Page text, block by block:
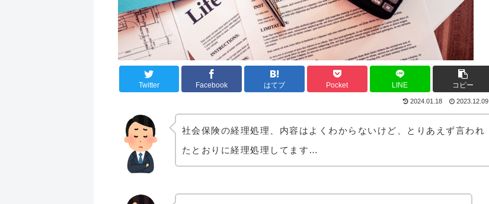
Twitter Facebook はてブ Pocket LINE コピー
2024.01.18 2023.12.09
社会保険の経理処理、内容はよくわからないけど、とりあえず言われ
たとおりに経理処理してます…